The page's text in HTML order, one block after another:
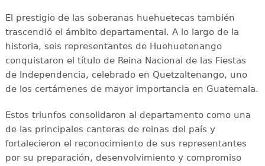
El prestigio de las soberanas huehuetecas también
trascendió el ámbito departamental. A lo largo de la
historia, seis representantes de Huehuetenango
conquistaron el título de Reina Nacional de las Fiestas
de Independencia, celebrado en Quetzaltenango, uno
de los certámenes de mayor importancia en Guatemala.
Estos triunfos consolidaron al departamento como una
de las principales canteras de reinas del país y
fortalecieron el reconocimiento de sus representantes
por su preparación, desenvolvimiento y compromiso